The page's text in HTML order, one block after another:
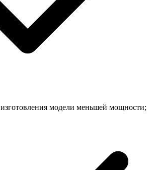
модели меньшей мощности;